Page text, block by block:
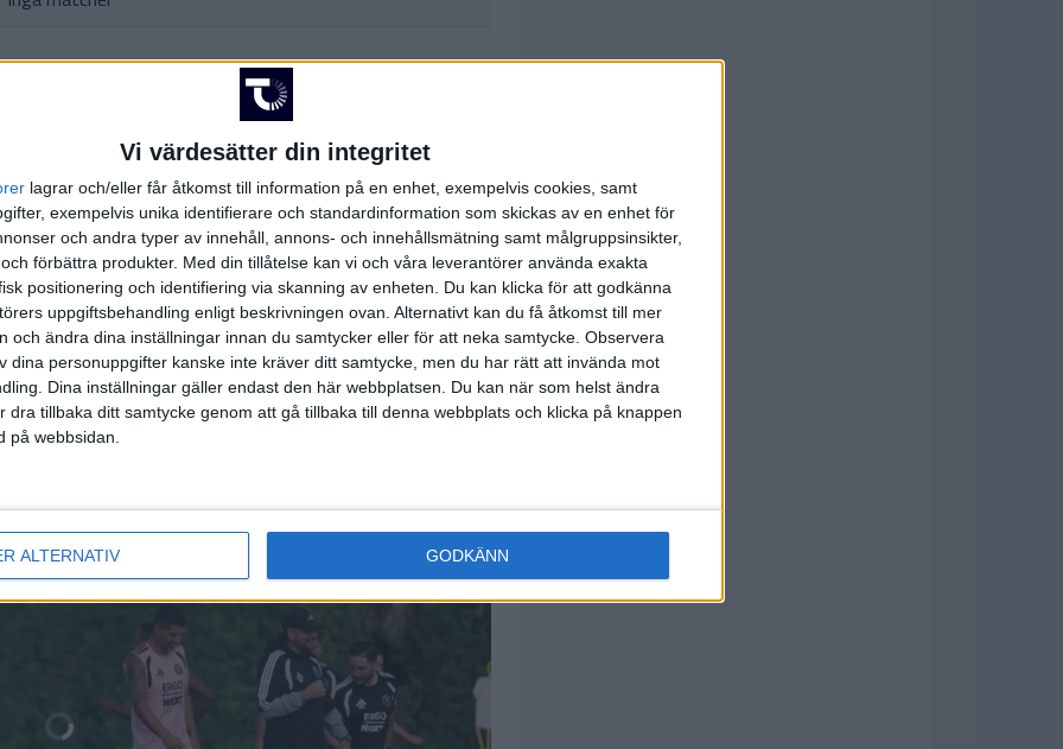
Vi värdesätter din integritet
lagrar och/eller får åtkomst till information på en enhet, exempelvis cookies, samt
exempelvis unika identifierare och standardinformation som skickas av en enhet för
och andra typer av innehåll, annons- och innehållsmätning samt målgruppsinsikter,
förbättra produkter. Med din tillåtelse kan vi och våra leverantörer använda exakta
positionering och identifiering via skanning av enheten. Du kan klicka för att godkänna
uppgiftsbehandling enligt beskrivningen ovan. Alternativt kan du få åtkomst till mer
och ändra dina inställningar innan du samtycker eller för att neka samtycke. Observera
dina personuppgifter kanske inte kräver ditt samtycke, men du har rätt att invända mot
Dina inställningar gäller endast den här webbplatsen. Du kan när som helst ändra
dra tillbaka ditt samtycke genom att gå tillbaka till denna webbplats och klicka på knappen
på webbsidan.
ALTERNATIV GODKÄNN
Inga matcher
Inga matcher
hela TV-tablån